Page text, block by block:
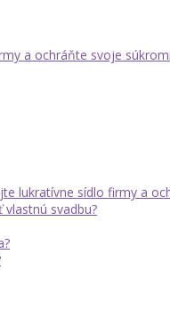
a ochráňte svoje
lukratívne sídlo firmy a
vlastnú svadbu?